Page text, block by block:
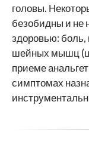
головы.
безобидны и не
здоровью:
шейных мышц
приеме
симптомах